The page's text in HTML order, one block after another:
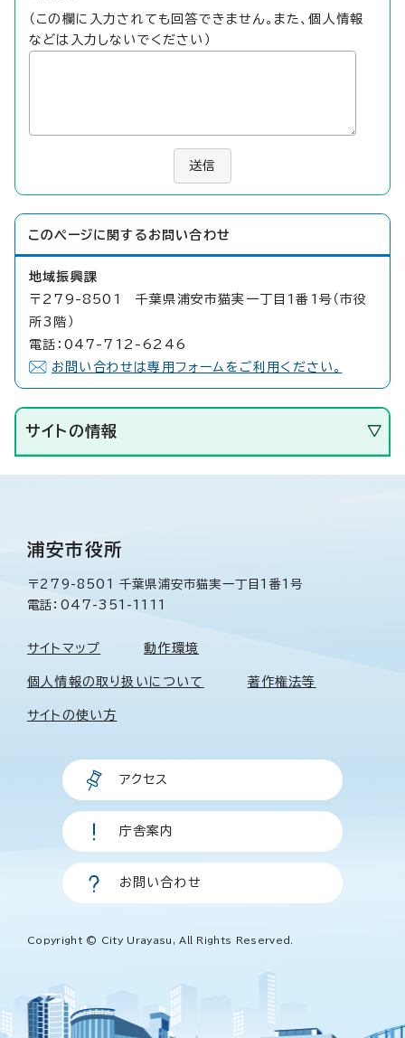
（この欄に入力されても回答できません。また、個人情報
などは入力しないでください）
送信
このページに関する お問い合わせ
地域振興課
〒279-8501 千葉県浦安市猫実一丁目1番1号（市役
所3階）
電話：047-712-6246
お問い合わせは専用フォームをご利用ください。
サイトの情報
浦安市役所
〒279-8501 千葉県浦安市猫実一丁目1番1号
電話：047-351-1111
サイトマップ 動作環境
個人情報の取り扱いについて 著作権法等
サイトの使い方
アクセス
庁舎案内
お問い合わせ
Copyright © City Urayasu, All Rights Reserved.